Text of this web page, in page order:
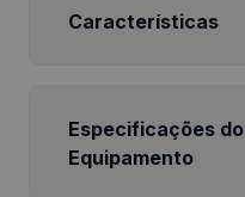
Características
Especificações do
Equipamento